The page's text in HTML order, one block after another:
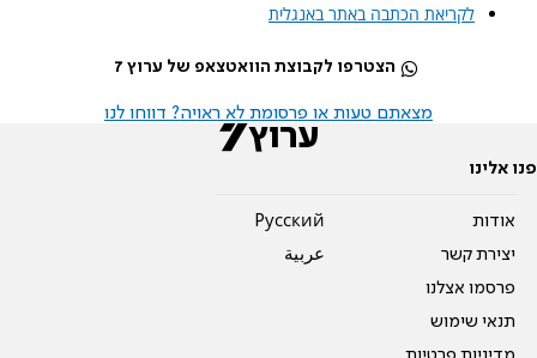
לקריאת הכתבה באתר באנגלית
הצטרפו לקבוצת הוואטצאפ של ערוץ 7
מצאתם טעות או פרסומת לא ראויה? דווחו לנו
פנו אלינו
אודות
יצירת קשר
פרסמו אצלנו
תנאי שימוש
Pусский
عربية